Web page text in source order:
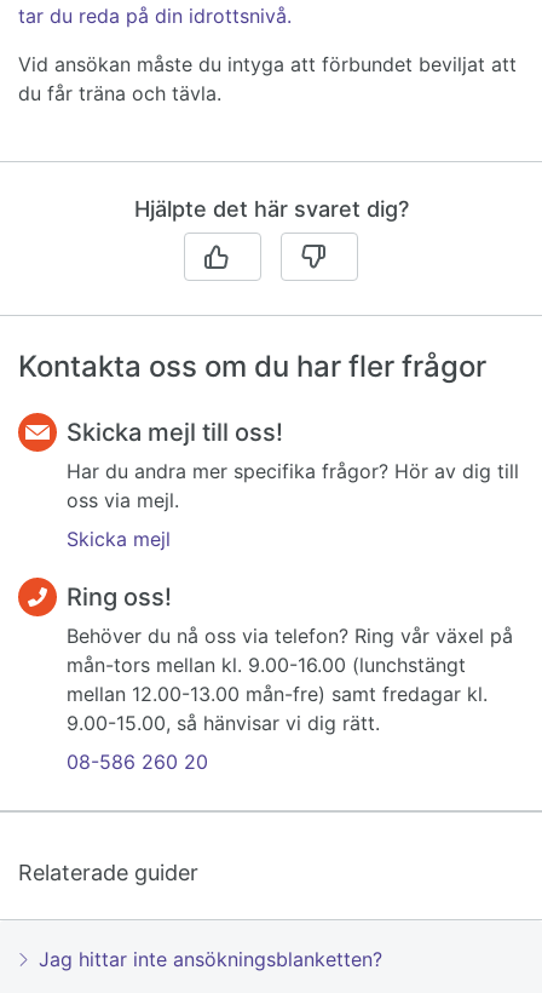
tar du reda på din idrottsnivå.
Vid ansökan måste du intyga att förbundet beviljat att
du får träna och tävla.
Hjälpte det här svaret dig?
Kontakta oss om du har fler frågor
Skicka mejl till oss!
Har du andra mer specifika frågor? Hör av dig till
oss via mejl.
Skicka mejl
Ring oss!
Behöver du nå oss via telefon? Ring vår växel på
mån-tors mellan kl. 9.00-16.00 (lunchstängt
mellan 12.00-13.00 mån-fre) samt fredagar kl.
9.00-15.00, så hänvisar vi dig rätt.
08-586 260 20
Relaterade guider
Jag hittar inte ansökningsblanketten?